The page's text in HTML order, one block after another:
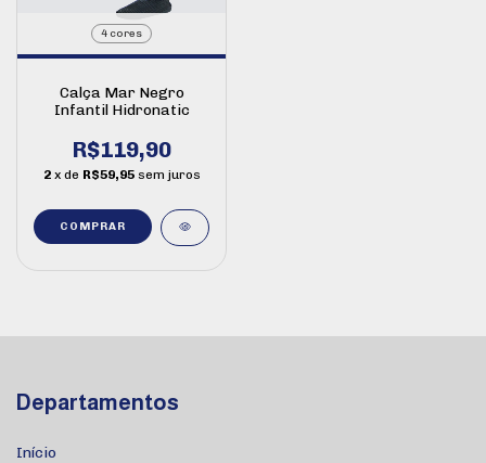
4 cores
Calça Mar Negro
Infantil Hidronatic
R$119,90
2 x de R$59,95 sem juros
COMPRAR
Departamentos
Início